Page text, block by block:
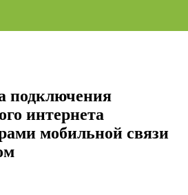
подключения
интернета
мобильной связи